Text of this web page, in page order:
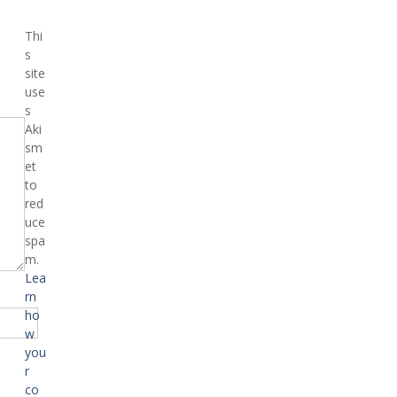
Thi
s
site
use
s
Aki
sm
et
to
red
uce
spa
m.
Lea
rn
ho
w
you
r
co